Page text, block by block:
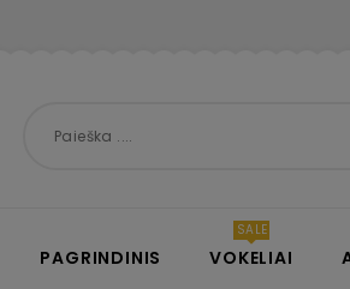
PAGRINDINIS VOKELIAI